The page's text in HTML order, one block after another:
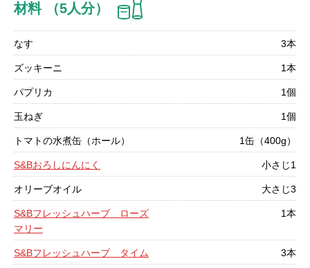
材料 （5人分）
なす 3本
ズッキーニ 1本
パプリカ 1個
玉ねぎ 1個
トマトの水煮缶（ホール） 1缶（400g）
S&Bおろしにんにく 小さじ1
オリーブオイル 大さじ3
S&Bフレッシュハーブ ローズ
マリー
1本
S&Bフレッシュハーブ タイム 3本